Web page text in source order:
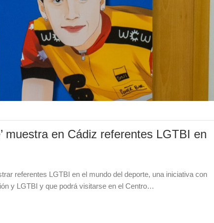
muestra en Cádiz referentes LGTBI en
referentes LGTBI en el mundo del deporte, una iniciativa con
y LGTBI y que podrá visitarse en el Centro…